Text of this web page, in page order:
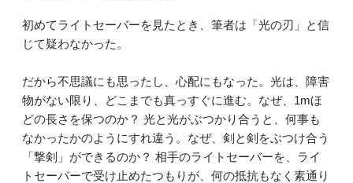
初めてライトセーバーを見たとき、筆者は「光の刃」と信
じて疑わなかった。
だから不思議にも思ったし、心配にもなった。光は、障害
物がない限り、どこまでも真っすぐに進む。なぜ、1mほ
どの長さを保つのか？ 光と光がぶつかり合うと、何事も
なかったかのようにすれ違う。なぜ、剣と剣をぶつけ合う
「撃剣」ができるのか？ 相手のライトセーバーを、ライ
トセーバーで受け止めたつもりが、何の抵抗もなく素通り